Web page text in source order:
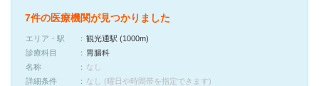
7件の医療機関が見つかりました
エリア・駅
観光通駅 (1000m)
診療科目
胃腸科
名称
なし
詳細条件
なし (曜日や時間帯を指定できます)